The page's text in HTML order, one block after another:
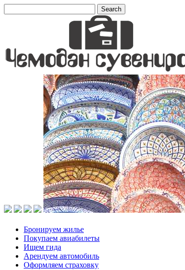
Бронируем жилье
Покупаем авиабилеты
Ищем гида
Арендуем автомобиль
Оформляем страховку